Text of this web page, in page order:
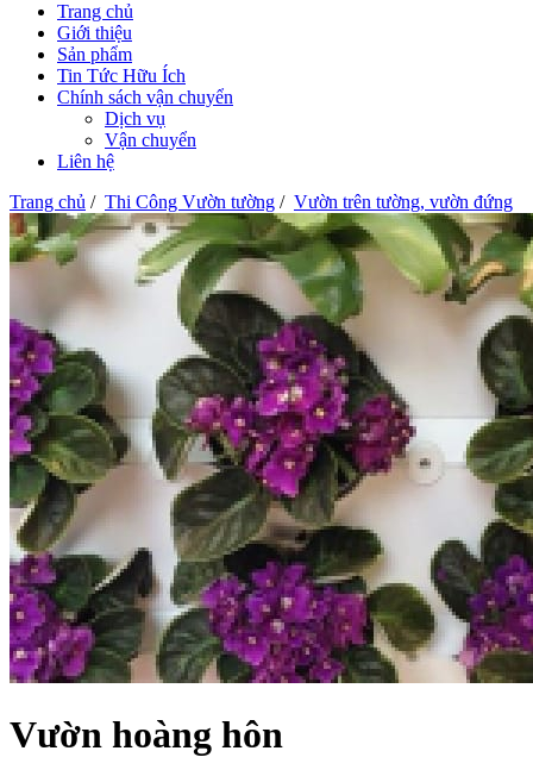
Trang chủ
Giới thiệu
Sản phẩm
Tin Tức Hữu Ích
Chính sách vận chuyển
Dịch vụ
Vận chuyển
Liên hệ
Trang chủ / Thi Công Vườn tường / Vườn trên tường, vườn đứng
Vườn hoàng hôn